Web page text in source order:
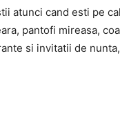
atunci cand esti pe
pantofi mireasa,
si invitatii de